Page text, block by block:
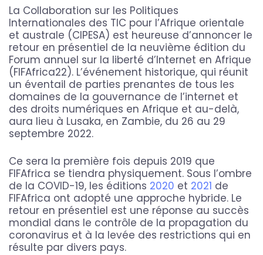
La Collaboration sur les Politiques
Internationales des TIC pour l’Afrique orientale
et australe (CIPESA) est heureuse d’annoncer le
retour en présentiel de la neuvième édition du
Forum annuel sur la liberté d’Internet en Afrique
(FIFAfrica22). L’événement historique, qui réunit
un éventail de parties prenantes de tous les
domaines de la gouvernance de l’internet et
des droits numériques en Afrique et au-delà,
aura lieu à Lusaka, en Zambie, du 26 au 29
septembre 2022.
Ce sera la première fois depuis 2019 que
FIFAfrica se tiendra physiquement. Sous l’ombre
de la COVID-19, les éditions 2020 et 2021 de
FIFAfrica ont adopté une approche hybride. Le
retour en présentiel est une réponse au succès
mondial dans le contrôle de la propagation du
coronavirus et à la levée des restrictions qui en
résulte par divers pays.